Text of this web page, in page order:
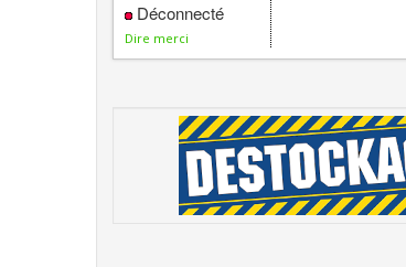
Déconnecté
Dire merci